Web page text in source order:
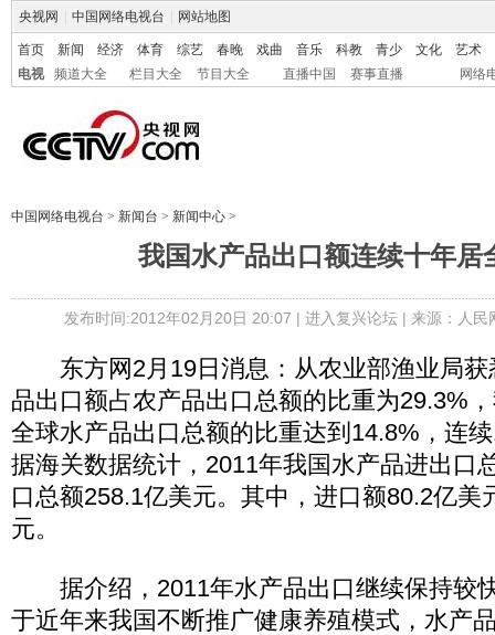
央视网 中国网络电视台 网站地图
首页 新闻 经济 体育 综艺 春晚 戏曲 音乐 科教 青少 文化
艺术
电视
频道大全 栏目大全 节目大全 直播中国 赛事直播 网络
中国网络电视台 > 新闻台 > 新闻中心 >
我国水产品出口额连续十年居
发布时间:2012年02月20日 20:07 | 进入复兴论坛 | 来源：人
东方网2月19日消息：从农业部渔业局获
品出口额占农产品出口总额的比重为29.3%
全球水产品出口总额的比重达到14.8%，连
据海关数据统计，2011年我国水产品进出口
口总额258.1亿美元。其中，进口额80.2亿美
元。
据介绍，2011年水产品出口继续保持较
于近年来我国不断推广健康养殖模式，水产